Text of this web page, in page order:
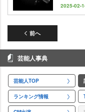
2025-02-
前へ
芸能人事典
芸能人TOP
ランキング情報